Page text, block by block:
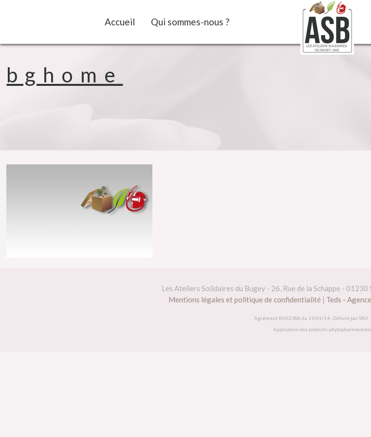
Accueil Qui sommes-nous ?
bghome
Les Ateliers Solidaires du Bugey - 26, Rue de la Schappe -
Mentions légales et politique de confidentialité | Teds -
Agrément RH02388 du 19/05/14 - Délivré par SRV
Application des produits